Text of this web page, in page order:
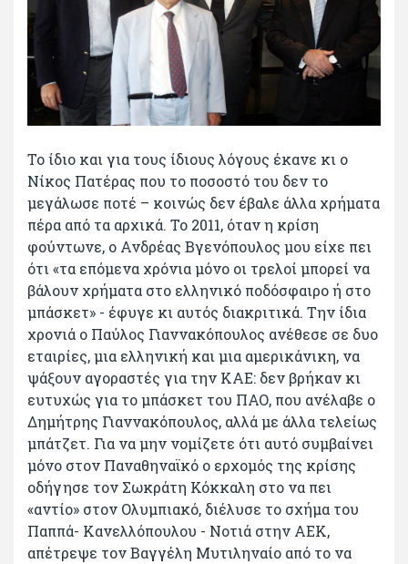
Το ίδιο και για τους ίδιους λόγους έκανε κι ο
Νίκος Πατέρας που το ποσοστό του δεν το
μεγάλωσε ποτέ – κοινώς δεν έβαλε άλλα χρήματα
πέρα από τα αρχικά. Το 2011, όταν η κρίση
φούντωνε, ο Ανδρέας Βγενόπουλος μου είχε πει
ότι «τα επόμενα χρόνια μόνο οι τρελοί μπορεί να
βάλουν χρήματα στο ελληνικό ποδόσφαιρο ή στο
μπάσκετ» - έφυγε κι αυτός διακριτικά. Την ίδια
χρονιά ο Παύλος Γιαννακόπουλος ανέθεσε σε δυο
εταιρίες, μια ελληνική και μια αμερικάνικη, να
ψάξουν αγοραστές για την ΚΑΕ: δεν βρήκαν κι
ευτυχώς για το μπάσκετ του ΠΑΟ, που ανέλαβε ο
Δημήτρης Γιαννακόπουλος, αλλά με άλλα τελείως
μπάτζετ. Για να μην νομίζετε ότι αυτό συμβαίνει
μόνο στον Παναθηναϊκό ο ερχομός της κρίσης
οδήγησε τον Σωκράτη Κόκκαλη στο να πει
«αντίο» στον Ολυμπιακό, διέλυσε το σχήμα του
Παππά- Κανελλόπουλου - Νοτιά στην ΑΕΚ,
απέτρεψε τον Βαγγέλη Μυτιληναίο από το να